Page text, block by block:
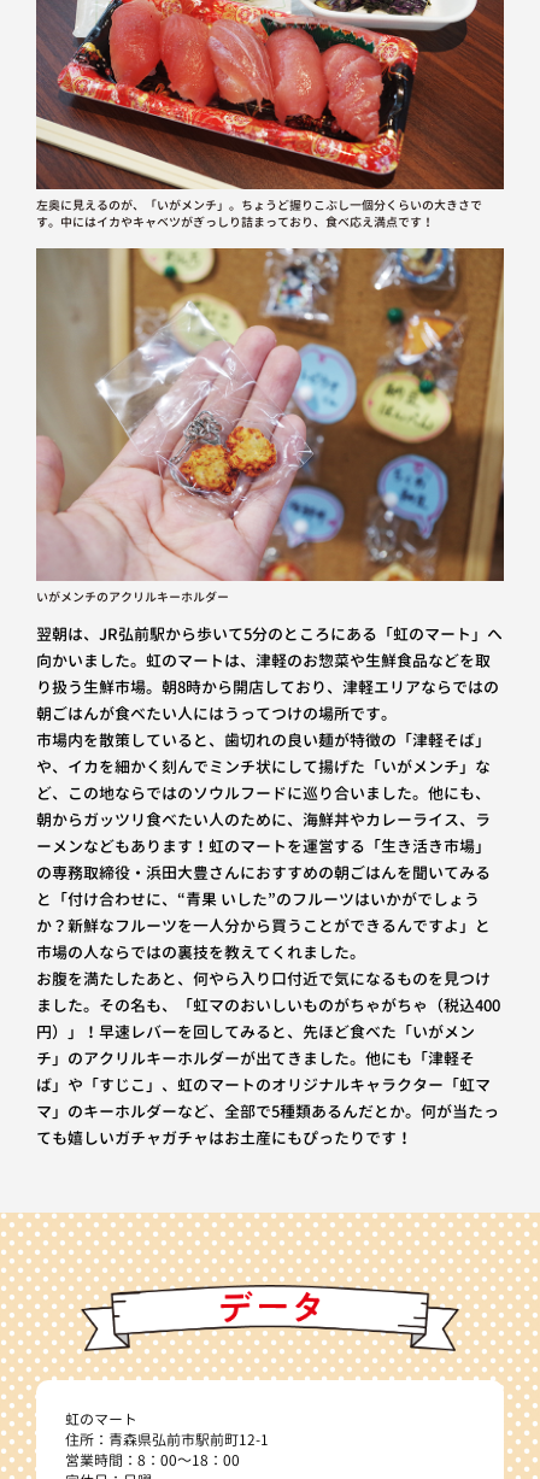
左奥に見えるのが、「いがメンチ」。ちょうど握りこぶし一個分くらいの大きさで
す。中にはイカやキャベツがぎっしり詰まっており、食べ応え満点です！
いがメンチのアクリルキーホルダー
翌朝は、JR弘前駅から歩いて5分のところにある「虹のマート」へ
向かいました。虹のマートは、津軽のお惣菜や生鮮食品などを取
り扱う生鮮市場。朝8時から開店しており、津軽エリアならではの
朝ごはんが食べたい人にはうってつけの場所です。
市場内を散策していると、歯切れの良い麺が特徴の「津軽そば」
や、イカを細かく刻んでミンチ状にして揚げた「いがメンチ」な
ど、この地ならではのソウルフードに巡り合いました。他にも、
朝からガッツリ食べたい人のために、海鮮丼やカレーライス、ラ
ーメンなどもあります！虹のマートを運営する「生き活き市場」
の専務取締役・浜田大豊さんにおすすめの朝ごはんを聞いてみる
と「付け合わせに、“青果 いした”のフルーツはいかがでしょう
か？新鮮なフルーツを一人分から買うことができるんですよ」と
市場の人ならではの裏技を教えてくれました。
お腹を満たしたあと、何やら入り口付近で気になるものを見つけ
ました。その名も、「虹マのおいしいものがちゃがちゃ（税込400
円）」！早速レバーを回してみると、先ほど食べた「いがメン
チ」のアクリルキーホルダーが出てきました。他にも「津軽そ
ば」や「すじこ」、虹のマートのオリジナルキャラクター「虹マ
マ」のキーホルダーなど、全部で5種類あるんだとか。何が当たっ
ても嬉しいガチャガチャはお土産にもぴったりです！
虹のマート
住所：青森県弘前市駅前町12-1
営業時間：8：00～18：00